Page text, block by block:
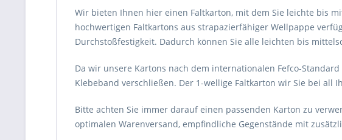
Wir bieten Ihnen hier einen Faltkarton, mit dem Sie leichte bis
hochwertigen Faltkartons aus strapazierfähiger Wellpappe
Durchstoßfestigkeit. Dadurch können Sie alle leichten bis
Da wir unsere Kartons nach dem internationalen Fefco-
Klebeband verschließen. Der 1-wellige Faltkarton wir Sie bei all
Bitte achten Sie immer darauf einen passenden Karton zu
optimalen Warenversand, empfindliche Gegenstände mit